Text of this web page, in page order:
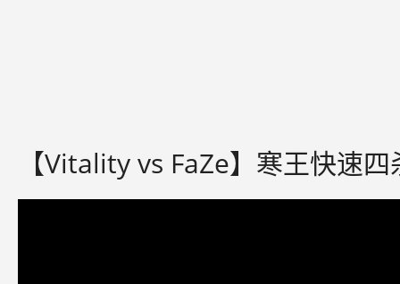
【Vitality vs FaZe】寒王快速